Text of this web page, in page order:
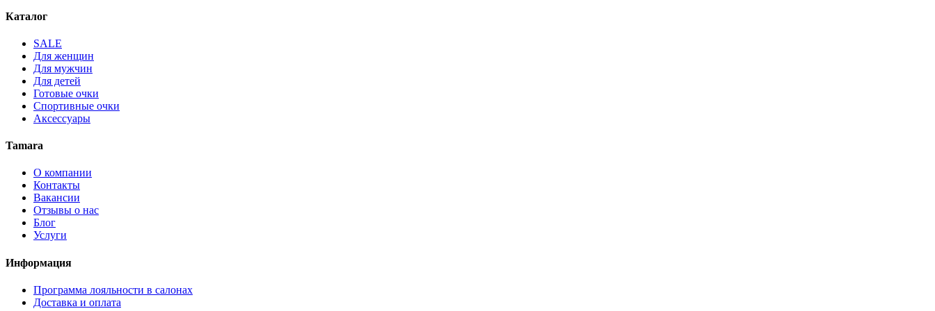
Каталог
SALE
Для женщин
Для мужчин
Для детей
Готовые очки
Спортивные очки
Аксессуары
Tamara
О компании
Контакты
Вакансии
Отзывы о нас
Блог
Услуги
Информация
Программа лояльности в салонах
Доставка и оплата